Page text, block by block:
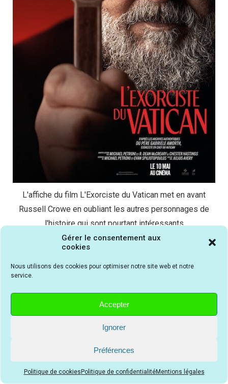
Gérer le consentement aux
cookies
Nous utilisons des cookies pour optimiser notre site web et notre
service.
Accepter
Ignorer
Préférences
Politique de cookies Politique de confidentialitéMentions légales
L'affiche du film L'Exorciste du Vatican met en avant
Russell Crowe en oubliant les autres personnages de
l'histoire qui sont pourtant intéressants
CASTING du film L'Exorciste du Vatican
Actrices et Acteurs du film L'Exorciste du
Vatican | Distribution
Alex Essoe (dans le rôle de Julia) ; Franco Nero (dans le
rôle du Pape) ; Peter DeSouza-Feighoney (dans le rôle